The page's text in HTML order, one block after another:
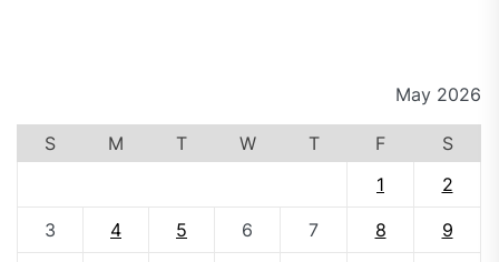
May 2026
S M T W T F
S
1
2
3 4 5 6 7 8 9